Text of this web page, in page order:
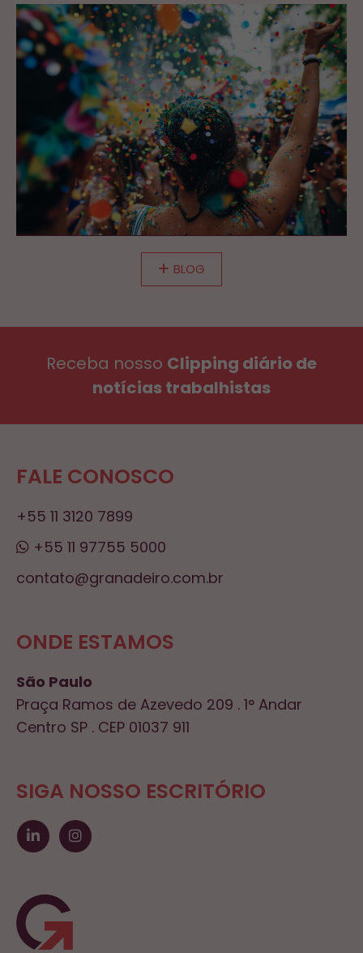
BLOG
Receba nosso Clipping diário de
notícias trabalhistas
FALE CONOSCO
+55 11 3120 7899
+55 11 97755 5000
contato@granadeiro.com.br
ONDE ESTAMOS
São Paulo
Praça Ramos de Azevedo 209 . 1° Andar
Centro SP . CEP 01037 911
SIGA NOSSO ESCRITÓRIO